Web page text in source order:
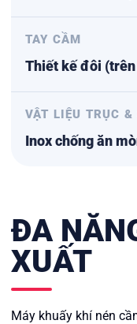
TAY CẦM
Thiết kế đôi
VẬT LIỆU TRỤC &
Inox chống ăn
ĐA
XUẤT
Máy khuấy khí nén